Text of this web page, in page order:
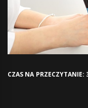
CZAS NA